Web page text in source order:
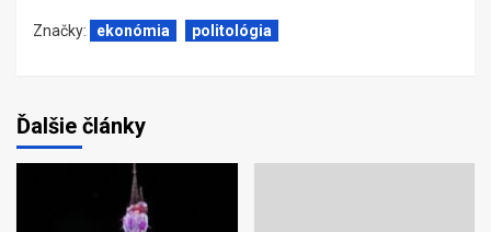
Značky: ekonómia politológia
Ďalšie články